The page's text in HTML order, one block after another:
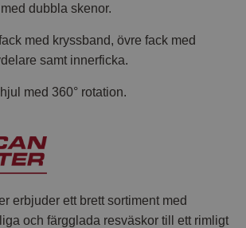
dubbla skenor.
med kryssband, övre fack med
samt innerficka.
med 360° rotation.
erbjuder ett brett sortiment med
och färgglada resväskor till ett rimligt